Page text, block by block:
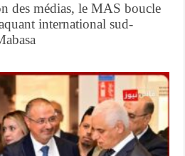
des médias, le MAS boucle
international sud-